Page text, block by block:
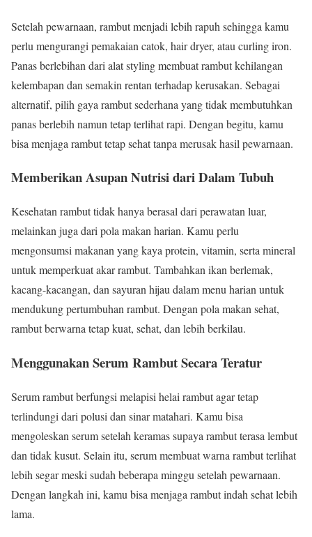
Setelah pewarnaan, rambut menjadi lebih rapuh sehingga kamu
perlu mengurangi pemakaian catok, hair dryer, atau curling iron.
Panas berlebihan dari alat styling membuat rambut kehilangan
kelembapan dan semakin rentan terhadap kerusakan. Sebagai
alternatif, pilih gaya rambut sederhana yang tidak membutuhkan
panas berlebih namun tetap terlihat rapi. Dengan begitu, kamu
bisa menjaga rambut tetap sehat tanpa merusak hasil pewarnaan.
Memberikan Asupan Nutrisi dari Dalam Tubuh
Kesehatan rambut tidak hanya berasal dari perawatan luar,
melainkan juga dari pola makan harian. Kamu perlu
mengonsumsi makanan yang kaya protein, vitamin, serta mineral
untuk memperkuat akar rambut. Tambahkan ikan berlemak,
kacang-kacangan, dan sayuran hijau dalam menu harian untuk
mendukung pertumbuhan rambut. Dengan pola makan sehat,
rambut berwarna tetap kuat, sehat, dan lebih berkilau.
Menggunakan Serum Rambut Secara Teratur
Serum rambut berfungsi melapisi helai rambut agar tetap
terlindungi dari polusi dan sinar matahari. Kamu bisa
mengoleskan serum setelah keramas supaya rambut terasa lembut
dan tidak kusut. Selain itu, serum membuat warna rambut terlihat
lebih segar meski sudah beberapa minggu setelah pewarnaan.
Dengan langkah ini, kamu bisa menjaga rambut indah sehat lebih
lama.